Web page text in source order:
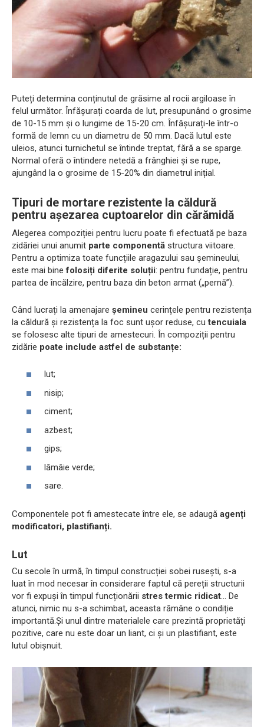
Puteți determina conținutul de grăsime al rocii argiloase în
felul următor. Înfășurați coarda de lut, presupunând o grosime
de 10-15 mm și o lungime de 15-20 cm. Înfășurați-le într-o
formă de lemn cu un diametru de 50 mm. Dacă lutul este
uleios, atunci turnichetul se întinde treptat, fără a se sparge.
Normal oferă o întindere netedă a frânghiei și se rupe,
ajungând la o grosime de 15-20% din diametrul inițial.
Tipuri de mortare rezistente la căldură
pentru așezarea cuptoarelor din cărămidă
Alegerea compoziției pentru lucru poate fi efectuată pe baza
zidăriei unui anumit parte componentă structura viitoare.
Pentru a optimiza toate funcțiile aragazului sau șemineului,
este mai binefolosiți diferite soluții: pentru fundație, pentru
partea de încălzire, pentru baza din beton armat („pernă”).
Când lucrați la amenajare șemineu cerințele pentru rezistența
la căldură și rezistența la foc sunt ușor reduse, cutencuiala
se folosesc alte tipuri de amestecuri. În compoziții pentru
zidărie poate include astfel de substanțe:
lut;
nisip;
ciment;
azbest;
gips;
lămâie verde;
sare.
Componentele pot fi amestecate între ele, se adaugă agenți
modificatori, plastifianți.
Lut
Cu secole în urmă, în timpul construcției sobei rusești, s-a
luat în mod necesar în considerare faptul că pereții structurii
vor fi expuși în timpul funcționării stres termic ridicat... De
atunci, nimic nu s-a schimbat, aceasta rămâne o condiție
importantă.Și unul dintre materialele care prezintă proprietăți
pozitive, care nu este doar un liant, ci și un plastifiant, este
lutul obișnuit.